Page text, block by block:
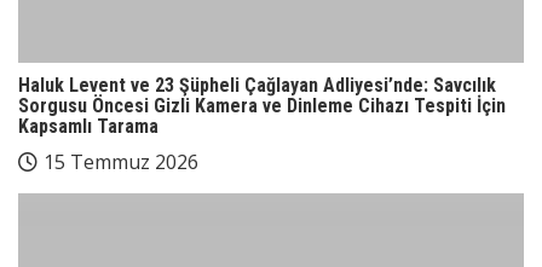
Haluk Levent ve 23 Şüpheli Çağlayan Adliyesi’nde: Savcılık
Sorgusu Öncesi Gizli Kamera ve Dinleme Cihazı Tespiti İçin
Kapsamlı Tarama
15 Temmuz 2026